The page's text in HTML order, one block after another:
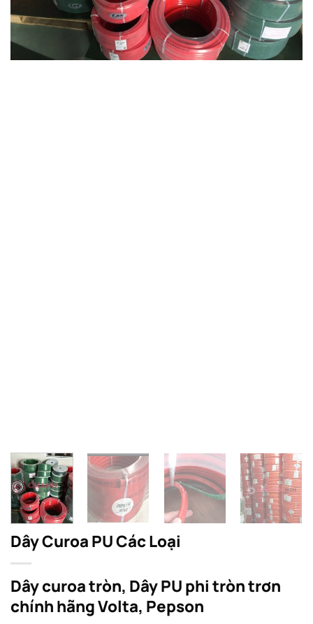
Dây Curoa PU Các Loại
Dây curoa tròn, Dây PU phi tròn trơn
chính hãng Volta, Pepson